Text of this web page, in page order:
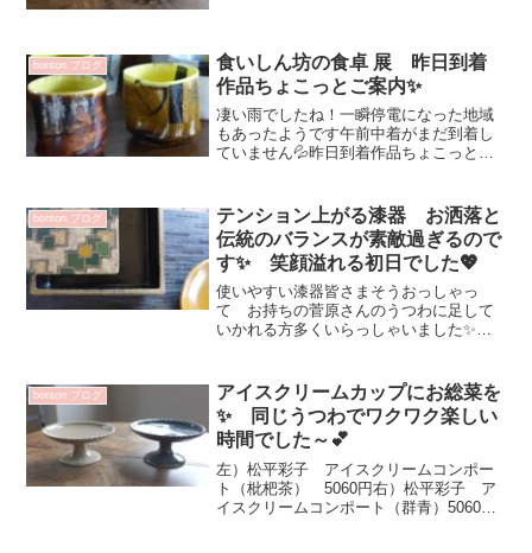
作品から癒される作品な...
bonton.ブログ
食いしん坊の食卓 展 昨日到着
作品ちょこっとご案内✨
凄い雨でしたね！一瞬停電になった地域
もあったようです午前中着がまだ到着し
ていません💦昨日到着作品ちょこっとご
ます✨山口利枝さん 可愛い～♡作品...
bonton.ブログ
テンション上がる漆器 お洒落と
伝統のバランスが素敵過ぎるので
す✨ 笑顔溢れる初日でした💖
使いやすい漆器皆さまそうおっしゃっ
て お持ちの菅原さんのうつわに足して
いかれる方多くいらっしゃいました✨お
小皿追加オーダーと楽しい初日をお客さ
まと過ごさせていただきまし...
bonton.ブログ
アイスクリームカップにお総菜を
✨ 同じうつわでワクワク楽しい
時間でした～💕
左）松平彩子 アイスクリームコンポー
ト（枇杷茶） 5060円右）松平彩子 ア
イスクリームコンポート（群青）5060円